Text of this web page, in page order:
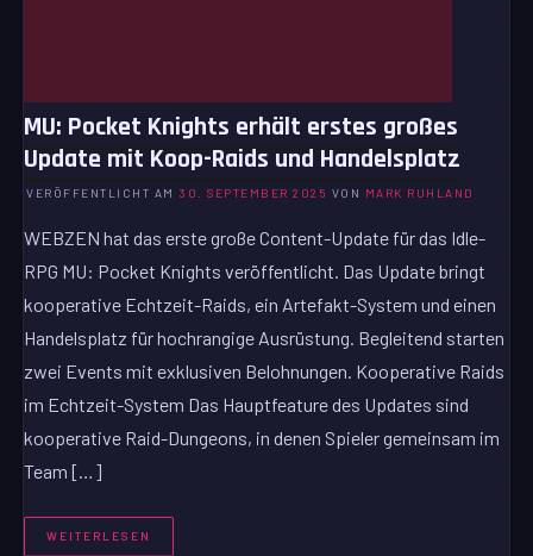
MU: Pocket Knights erhält erstes großes
Update mit Koop-Raids und Handelsplatz
VERÖFFENTLICHT AM 30. SEPTEMBER 2025 VON MARK RUHLAND
WEBZEN hat das erste große Content-Update für das Idle-
RPG MU: Pocket Knights veröffentlicht. Das Update bringt
kooperative Echtzeit-Raids, ein Artefakt-System und einen
Handelsplatz für hochrangige Ausrüstung. Begleitend starten
zwei Events mit exklusiven Belohnungen. Kooperative Raids
im Echtzeit-System Das Hauptfeature des Updates sind
kooperative Raid-Dungeons, in denen Spieler gemeinsam im
Team […]
WEITERLESEN